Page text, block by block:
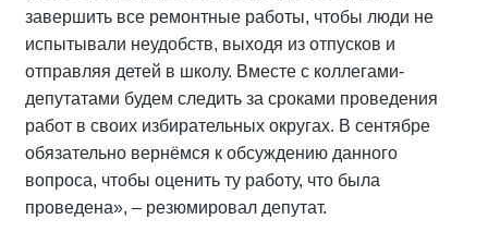
завершить все ремонтные работы, чтобы люди не
испытывали неудобств, выходя из отпусков и
отправляя детей в школу. Вместе с коллегами-
депутатами будем следить за сроками проведения
работ в своих избирательных округах. В сентябре
обязательно вернёмся к обсуждению данного
вопроса, чтобы оценить ту работу, что была
проведена», – резюмировал депутат.